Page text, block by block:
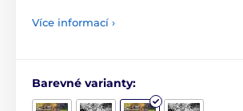
Více informací ›
Barevné varianty: